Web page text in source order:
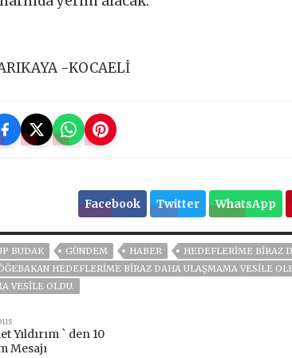
-KOCAELİ
Facebook Twitter WhatsApp
BUDAK GÜNDEM HABER HEDEFLERIME BIRAZ
HEDEFLERIME BIRAZ DAHA ULAŞMAMA VESILE
VESILE OLDU.
Yıldırım ` den 10
Mesajı